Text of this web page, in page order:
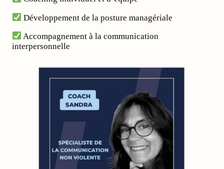
Développement de la posture managériale
Accompagnement à la communication
interpersonnelle